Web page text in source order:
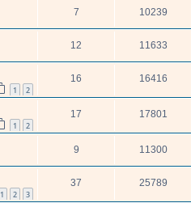
7 10239
12 11633
1 2
16 16416
1 2
17 17801
9 11300
1 2 3
37 25789